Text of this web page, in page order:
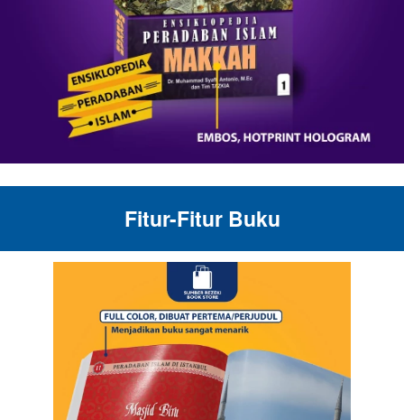
Fitur-Fitur Buku